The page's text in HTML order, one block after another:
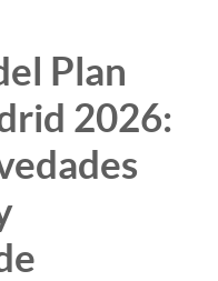
Plan
2026: